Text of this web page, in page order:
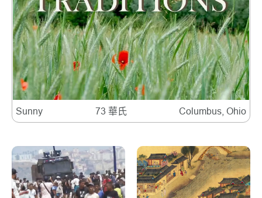
Sunny 73 華氏 Columbus, Ohio